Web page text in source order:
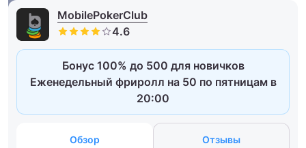
MobilePokerClub
Бонус 100% до 500 для новичков
Еженедельный фриролл на 50 по пятницам в
20:00
Обзор Отзывы